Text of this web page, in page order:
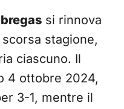
si rinnova
stagione,
ciascuno. Il
4 ottobre 2024,
3-1, mentre il